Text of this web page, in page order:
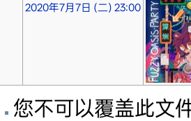
2020年7月7日 (二) 23:00
您不可以覆盖此文